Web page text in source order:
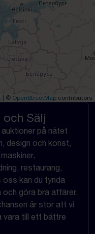
© OpenStreetMap contributors
Sälj
på nätet
design och konst,
restaurang,
kan du fynda
och göra bra affärer.
är stor att vi
vara till ett bättre